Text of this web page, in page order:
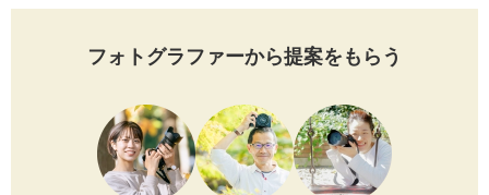
フォトグラファーから提案をもらう